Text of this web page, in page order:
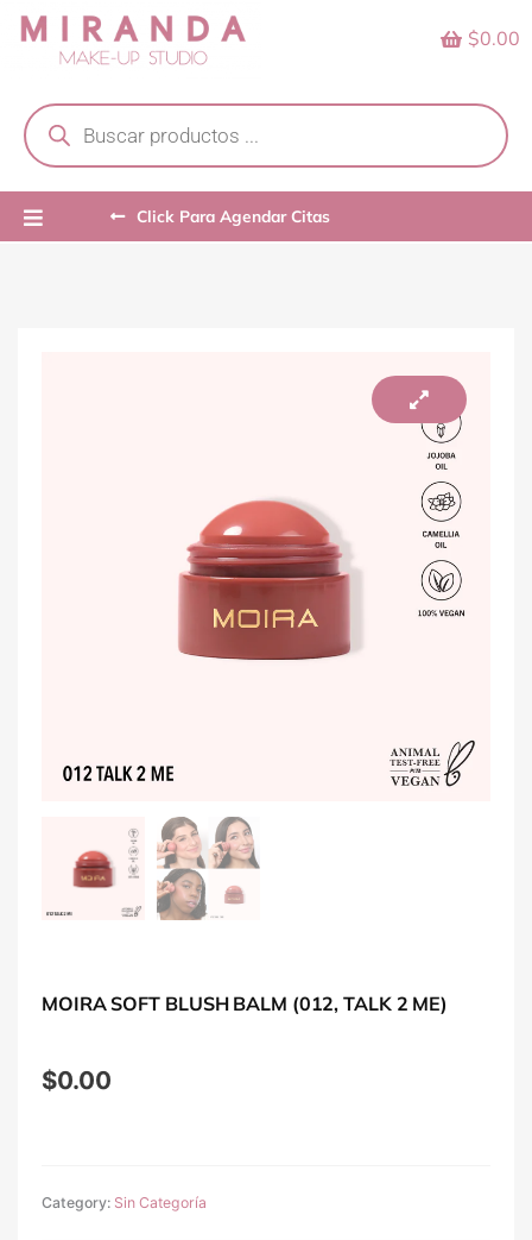
Skip
search
$0.00
Click Para Agendar Citas
MOIRA SOFT BLUSH BALM (012, TALK 2 ME)
$0.00
Category: Sin Categoría